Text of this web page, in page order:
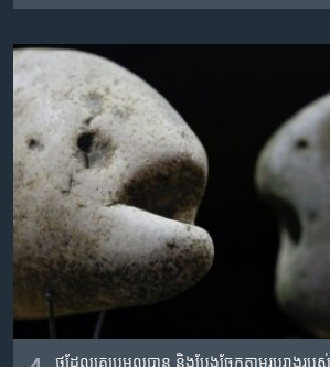
ថ្ម​ដែល​គេ​ប្រមូល​បាន​ និង​បែងចែក​តាម​រូប​រាង​របស់​